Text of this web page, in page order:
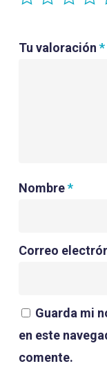
Tu valoración *
Nombre*
Correo
Guarda mi
en este
comente.